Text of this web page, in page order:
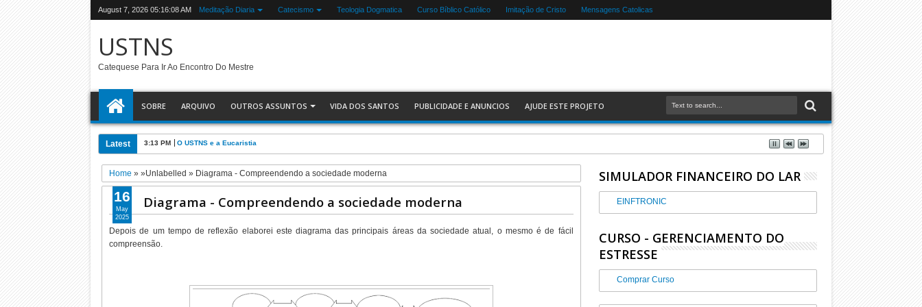
August 7, 2026 05:16:09 AM Meditação Diaria Catecismo Teologia Dogmatica Curso Bíblico Católico Imitação de Cristo Mensagens Catolicas
USTNS
Catequese Para Ir Ao Encontro Do Mestre
SOBRE ARQUIVO OUTROS ASSUNTOS VIDA DOS SANTOS PUBLICIDADE E ANUNCIOS AJUDE ESTE PROJETO
Latest 3:13 PM O USTNS e a Eucaristia
Home » »Unlabelled » Diagrama - Compreendendo a sociedade moderna
Diagrama - Compreendendo a sociedade moderna
Depois de um tempo de reflexão elaborei este diagrama das principais áreas da sociedade atual, o mesmo é de fácil
compreensão.
16
May
2025
SIMULADOR FINANCEIRO DO LAR
EINFTRONIC
CURSO - GERENCIAMENTO DO
ESTRESSE
Comprar Curso